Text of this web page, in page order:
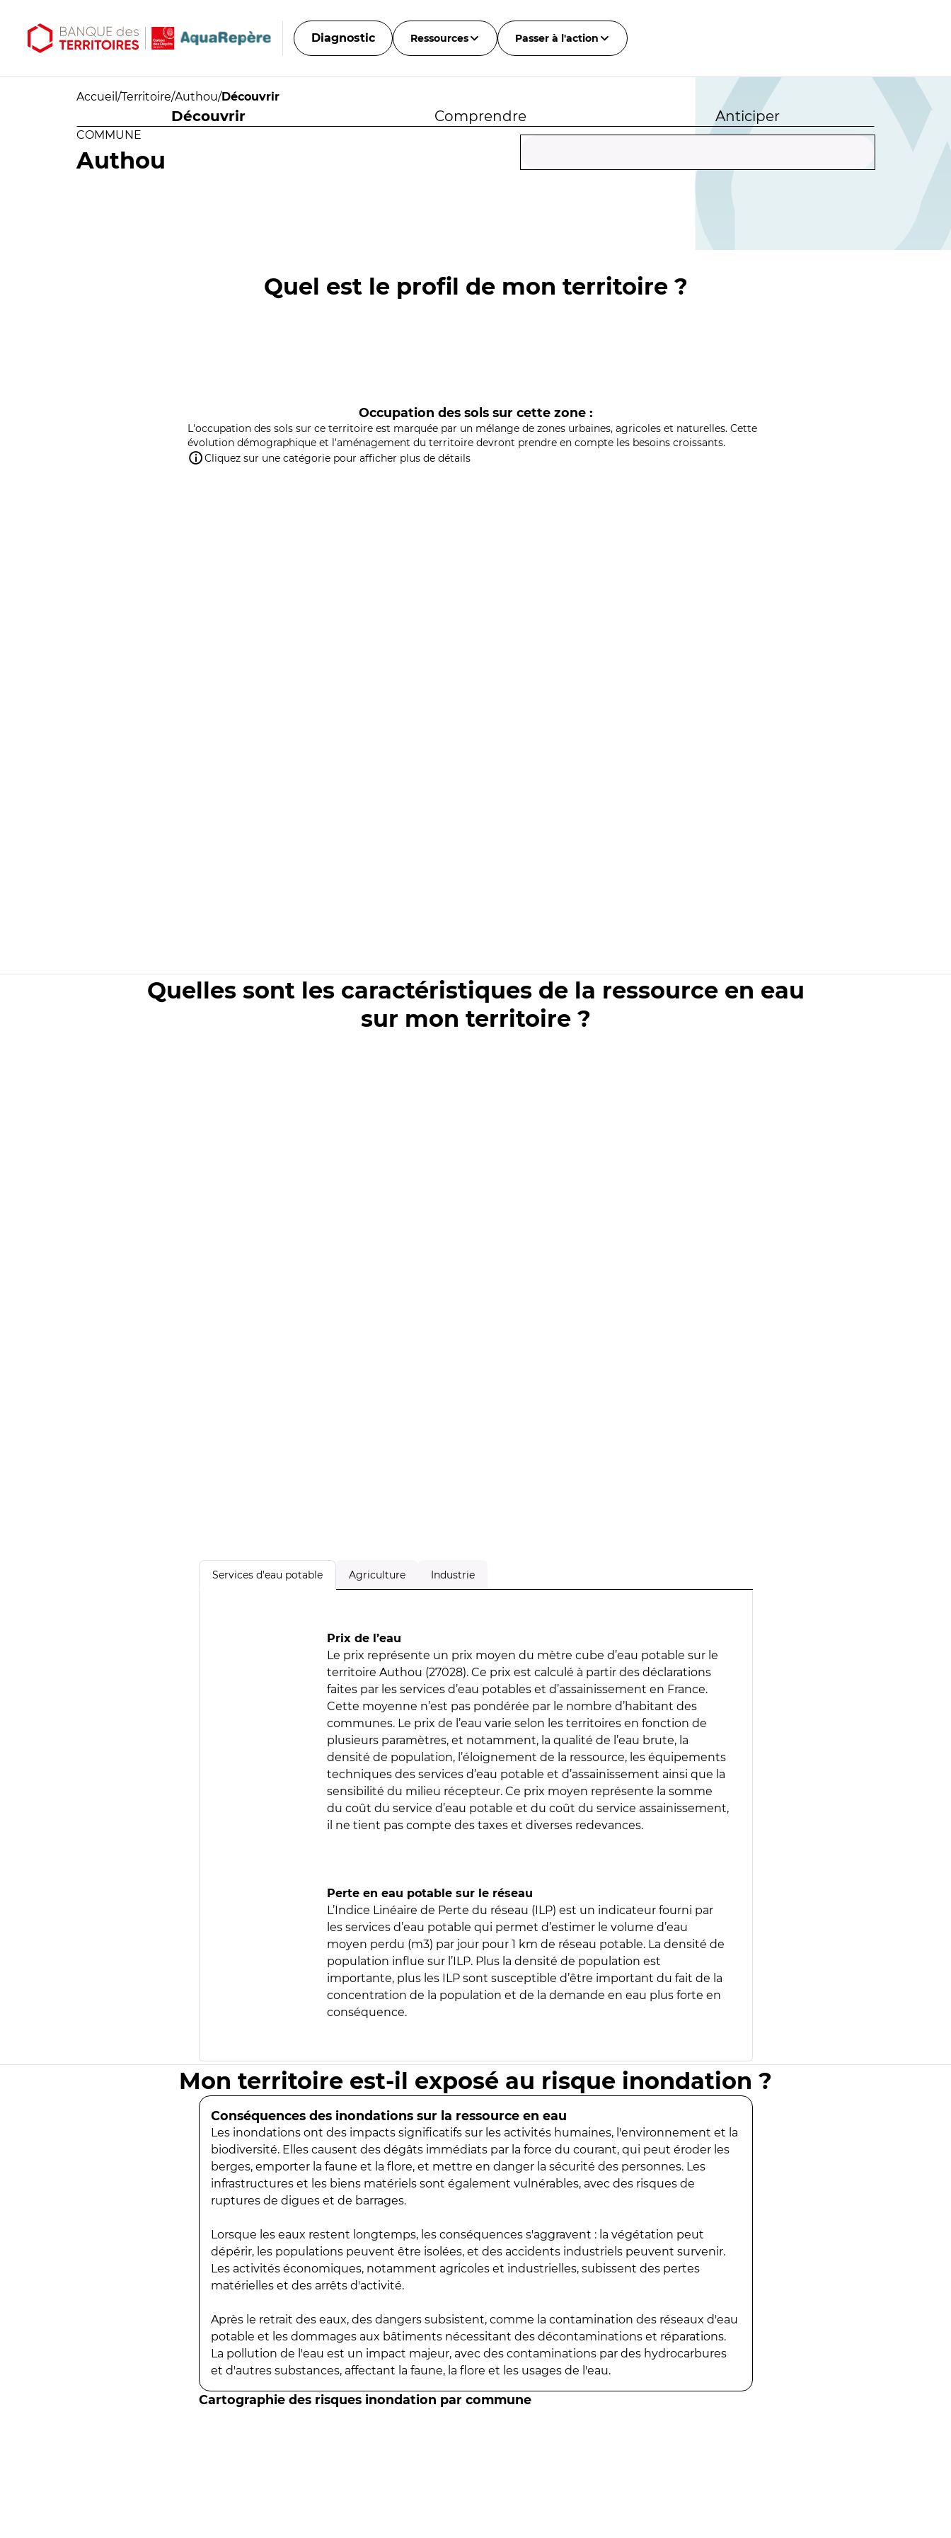
Diagnostic Ressources Passer à l'action
Accueil /Territoire/Authou/Découvrir
Découvrir Comprendre Anticiper
COMMUNE
Authou
Quel est le profil de mon territoire ?
Occupation des sols sur cette zone :
L'occupation des sols sur ce territoire est marquée par un mélange de zones urbaines, agricoles et naturelles. Cette
évolution démographique et l'aménagement du territoire devront prendre en compte les besoins croissants.
Cliquez sur une catégorie pour afficher plus de détails
Quelles sont les caractéristiques de la ressource en eau
sur mon territoire ?
Services d'eau potable Agriculture Industrie
Prix de l’eau
Le prix représente un prix moyen du mètre cube d’eau potable sur le
territoire Authou (27028). Ce prix est calculé à partir des déclarations
faites par les services d’eau potables et d’assainissement en France.
Cette moyenne n’est pas pondérée par le nombre d’habitant des
communes. Le prix de l’eau varie selon les territoires en fonction de
plusieurs paramètres, et notamment, la qualité de l’eau brute, la
densité de population, l’éloignement de la ressource, les équipements
techniques des services d’eau potable et d’assainissement ainsi que la
sensibilité du milieu récepteur. Ce prix moyen représente la somme
du coût du service d’eau potable et du coût du service assainissement,
il ne tient pas compte des taxes et diverses redevances.
Perte en eau potable sur le réseau
L’Indice Linéaire de Perte du réseau (ILP) est un indicateur fourni par
les services d’eau potable qui permet d’estimer le volume d’eau
moyen perdu (m3) par jour pour 1 km de réseau potable. La densité de
population influe sur l’ILP. Plus la densité de population est
importante, plus les ILP sont susceptible d’être important du fait de la
concentration de la population et de la demande en eau plus forte en
conséquence.
Mon territoire est-il exposé au risque inondation ?
Conséquences des inondations sur la ressource en eau
Les inondations ont des impacts significatifs sur les activités humaines, l'environnement et la
biodiversité. Elles causent des dégâts immédiats par la force du courant, qui peut éroder les
berges, emporter la faune et la flore, et mettre en danger la sécurité des personnes. Les
infrastructures et les biens matériels sont également vulnérables, avec des risques de
ruptures de digues et de barrages.
Lorsque les eaux restent longtemps, les conséquences s'aggravent : la végétation peut
dépérir, les populations peuvent être isolées, et des accidents industriels peuvent survenir.
Les activités économiques, notamment agricoles et industrielles, subissent des pertes
matérielles et des arrêts d'activité.
Après le retrait des eaux, des dangers subsistent, comme la contamination des réseaux d'eau
potable et les dommages aux bâtiments nécessitant des décontaminations et réparations.
La pollution de l'eau est un impact majeur, avec des contaminations par des hydrocarbures
et d'autres substances, affectant la faune, la flore et les usages de l'eau.
Cartographie des risques inondation par commune